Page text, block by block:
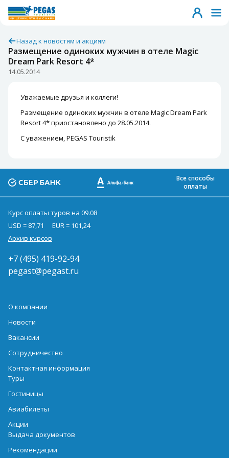
Назад к новостям и акциям
Размещение одиноких мужчин в отеле Magic
Dream Park Resort 4*
14.05.2014
Уважаемые друзья и коллеги!
Размещение одиноких мужчин в отеле Magic Dream Park
Resort 4* приостановлено до 28.05.2014.
С уважением, PEGAS Touristik
Все способы
оплаты
Курс оплаты туров на 09.08
USD = 87,71
EUR = 101,24
Архив курсов
+7 (495) 419-92-94
pegast@pegast.ru
О компании
Новости
Вакансии
Сотрудничество
Контактная информация
Туры
Гостиницы
Авиабилеты
Акции
Выдача документов
Рекомендации